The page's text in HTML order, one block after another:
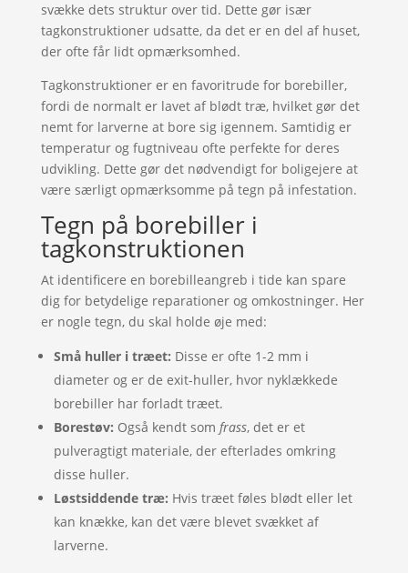
svække dets struktur over tid. Dette gør især
tagkonstruktioner udsatte, da det er en del af huset,
der ofte får lidt opmærksomhed.
Tagkonstruktioner er en favoritrude for borebiller,
fordi de normalt er lavet af blødt træ, hvilket gør det
nemt for larverne at bore sig igennem. Samtidig er
temperatur og fugtniveau ofte perfekte for deres
udvikling. Dette gør det nødvendigt for boligejere at
være særligt opmærksomme på tegn på infestation.
Tegn på borebiller i
tagkonstruktionen
At identificere en borebilleangreb i tide kan spare
dig for betydelige reparationer og omkostninger. Her
er nogle tegn, du skal holde øje med:
Små huller i træet: Disse er ofte 1-2 mm i
diameter og er de exit-huller, hvor nyklækkede
borebiller har forladt træet.
Borestøv: Også kendt som frass, det er et
pulveragtigt materiale, der efterlades omkring
disse huller.
Løstsiddende træ: Hvis træet føles blødt eller let
kan knække, kan det være blevet svækket af
larverne.